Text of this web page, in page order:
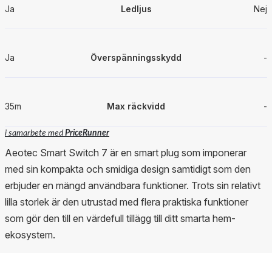
Ja Ledljus Nej
Ja Överspänningsskydd -
35m Max räckvidd -
i samarbete medPriceRunner
Aeotec Smart Switch 7 är en smart plug som imponerar
med sin kompakta och smidiga design samtidigt som den
erbjuder en mängd användbara funktioner. Trots sin relativt
lilla storlek är den utrustad med flera praktiska funktioner
som gör den till en värdefull tillägg till ditt smarta hem-
ekosystem.